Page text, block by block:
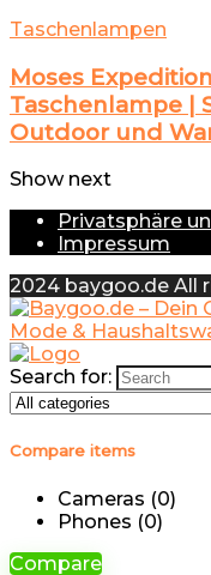
Taschenlampen
Moses
Taschenlampe |
Outdoor und
Show next
Privatsphäre
Impressum
2024 baygoo.de All
Search for:
Compare items
Cameras (0)
Phones (0)
Compare